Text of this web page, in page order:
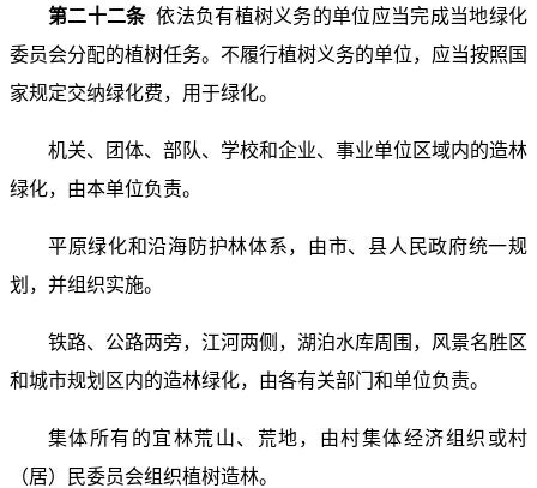
第二十二条依法负有植树义务的单位应当完成当地绿化
委员会分配的植树任务。不履行植树义务的单位，应当按照国
家规定交纳绿化费，用于绿化。
机关、团体、部队、学校和企业、事业单位区域内的造林
绿化，由本单位负责。
平原绿化和沿海防护林体系，由市、县人民政府统一规
划，并组织实施。
铁路、公路两旁，江河两侧，湖泊水库周围，风景名胜区
和城市规划区内的造林绿化，由各有关部门和单位负责。
集体所有的宜林荒山、荒地，由村集体经济组织或村
（居）民委员会组织植树造林。